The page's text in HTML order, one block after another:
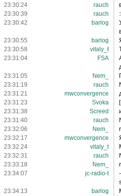
23:30:24
rauch
23:30:39
rauch
23:30:42
barlog
23:30:55
barlog
23:30:58
vitaly_t
23:31:04
FSA
23:31:05
Nem_
23:31:19
rauch
23:31:21
mwconvergence
23:31:23
Svoka
23:31:38
Screed
23:31:40
rauch
23:32:06
Nem_
23:32:17
mwconvergence
23:32:24
vitaly_t
23:32:31
rauch
23:33:18
Nem_
23:34:07
jc-radio-t
23:34:13
barlog